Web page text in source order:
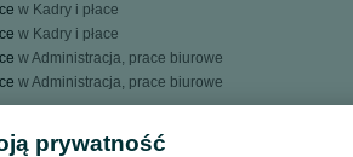
w Kadry i płace
w Kadry i płace
wAdministracja, prace biurowe
wAdministracja, prace biurowe
prywatność